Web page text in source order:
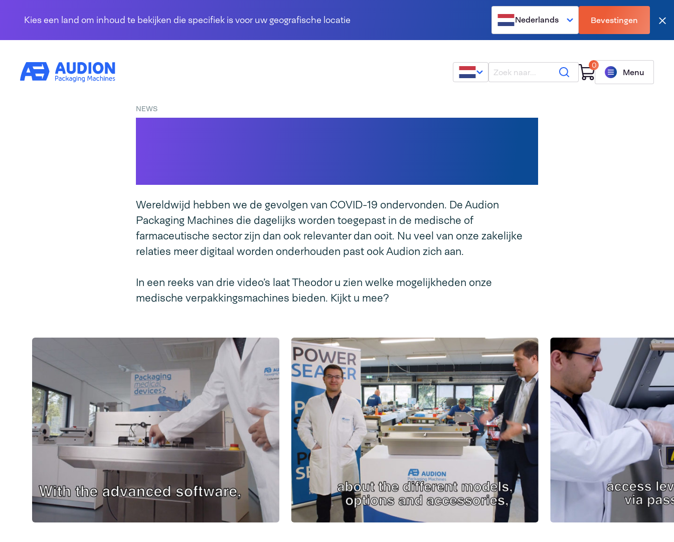
Kies een land om inhoud te bekijken die specifiek is voor uw geografische locatie
Nederlands Bevestingen
Zoeken 0
Menu
NEWS
Wereldwijd hebben we de gevolgen van COVID-19 ondervonden. De Audion
Packaging Machines die dagelijks worden toegepast in de medische of
farmaceutische sector zijn dan ook relevanter dan ooit. Nu veel van onze zakelijke
relaties meer digitaal worden onderhouden past ook Audion zich aan.
In een reeks van drie video’s laat Theodor u zien welke mogelijkheden onze
medische verpakkingsmachines bieden. Kijkt u mee?